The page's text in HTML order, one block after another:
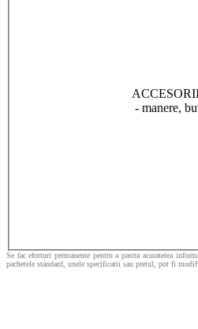
- manere,
Se fac eforturi permanente pentru a pastra acuratetea
pachetele standard, unele specificatii sau pretul, pot fi